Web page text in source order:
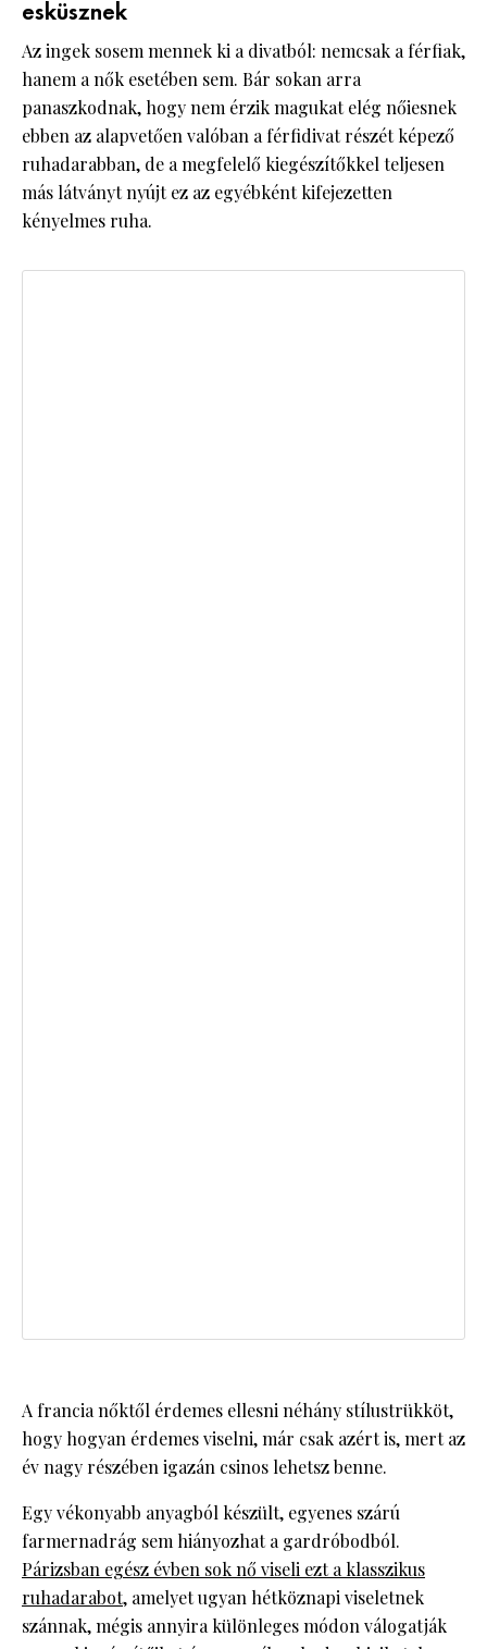
esküsznek
Az ingek sosem mennek ki a divatból: nemcsak a férfiak,
hanem a nők esetében sem. Bár sokan arra
panaszkodnak, hogy nem érzik magukat elég nőiesnek
ebben az alapvetően valóban a férfidivat részét képező
ruhadarabban, de a megfelelő kiegészítőkkel teljesen
más látványt nyújt ez az egyébként kifejezetten
kényelmes ruha.
A francia nőktől érdemes ellesni néhány stílustrükköt,
hogy hogyan érdemes viselni, már csak azért is, mert az
év nagy részében igazán csinos lehetsz benne.
Egy vékonyabb anyagból készült, egyenes szárú
farmernadrág sem hiányozhat a gardróbodból.
Párizsban egész évben sok nő viseli ezt a klasszikus
ruhadarabot, amelyet ugyan hétköznapi viseletnek
szánnak, mégis annyira különleges módon válogatják